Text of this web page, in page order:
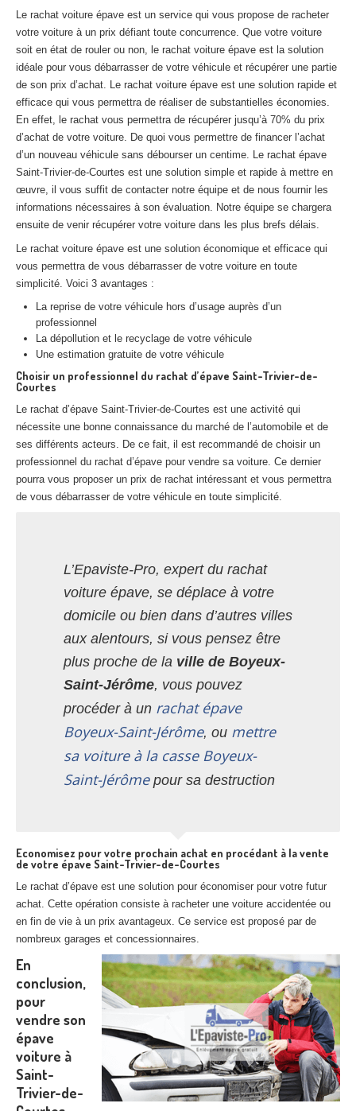
Centreagréé VHU 93 : casse auto avec destruction
Centreagréé VHU 94 : casse auto avec destruction
Centreagréé VHU 95 : casse auto avec destruction
DOCUMENTS À JOINDRE
RACHATVÉHICULES
CONTACT
01 83 64 20 40
Le rachat voiture épave est un service qui vous propose de racheter
votre voiture à un prix défiant toute concurrence. Que votre voiture
soit en état de rouler ou non, le rachat voiture épave est la solution
idéale pour vous débarrasser de votre véhicule et récupérer une partie
de son prix d’achat. Le rachat voiture épave est une solution rapide et
efficace qui vous permettra de réaliser de substantielles économies.
En effet, le rachat vous permettra de récupérer jusqu’à 70% du prix
d’achat de votre voiture. De quoi vous permettre de financer l’achat
d’un nouveau véhicule sans débourser un centime. Le rachat épave
Saint-Trivier-de-Courtes est une solution simple et rapide à mettre en
œuvre, il vous suffit de contacter notre équipe et de nous fournir les
informations nécessaires à son évaluation. Notre équipe se chargera
ensuite de venir récupérer votre voiture dans les plus brefs délais.
Le rachat voiture épave est une solution économique et efficace qui
vous permettra de vous débarrasser de votre voiture en toute
simplicité. Voici 3 avantages :
La reprise de votre véhicule hors d’usage auprès d’un
professionnel
La dépollution et le recyclage de votre véhicule
Une estimation gratuite de votre véhicule
Choisir un professionnel du rachat d’épave Saint-Trivier-de-
Courtes
Le rachat d’épave Saint-Trivier-de-Courtes est une activité qui
nécessite une bonne connaissance du marché de l’automobile et de
ses différents acteurs. De ce fait, il est recommandé de choisir un
professionnel du rachat d’épave pour vendre sa voiture. Ce dernier
pourra vous proposer un prix de rachat intéressant et vous permettra
de vous débarrasser de votre véhicule en toute simplicité.
L’Epaviste-Pro, expert du rachat
voiture épave, se déplace à votre
domicile ou bien dans d’autres villes
aux alentours, si vous pensez être
plus proche de la ville de Boyeux-
Saint-Jérôme, vous pouvez
procéder à un rachat épave
Boyeux-Saint-Jérôme, ou mettre
sa voiture à la casse Boyeux-
Saint-Jérômepour sa destruction
Economisez pour votre prochain achat en procédant à la vente
de votre épave Saint-Trivier-de-Courtes
Le rachat d’épave est une solution pour économiser pour votre futur
achat. Cette opération consiste à racheter une voiture accidentée ou
en fin de vie à un prix avantageux. Ce service est proposé par de
nombreux garages et concessionnaires.
En
conclusion,
pour
vendre son
épave
voiture à
Saint-
Trivier-de-